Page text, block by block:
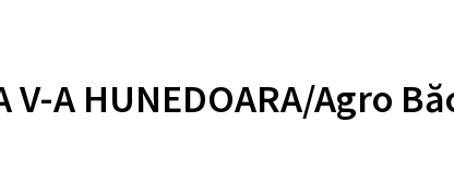
V-A HUNEDOARA/Agro